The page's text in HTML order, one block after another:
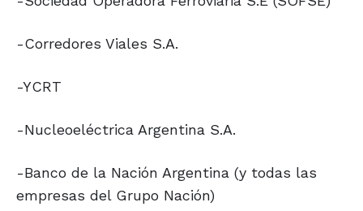
-Corredores Viales S.A.
-YCRT
-Nucleoeléctrica Argentina S.A.
-Banco de la Nación Argentina (y todas las
empresas del Grupo Nación)